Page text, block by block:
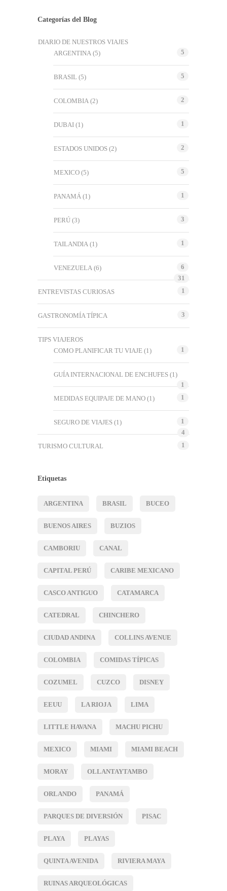
Categorías del Blog
DIARIO DE NUESTROS VIAJES
ARGENTINA (5) 5
BRASIL (5) 5
COLOMBIA (2) 2
DUBAI (1) 1
ESTADOS UNIDOS (2) 2
MEXICO (5) 5
PANAMÁ (1) 1
PERÚ (3) 3
TAILANDIA (1) 1
VENEZUELA (6)
6
31
ENTREVISTAS CURIOSAS
1
GASTRONOMÍA TÍPICA 3
TIPS VIAJEROS
COMO PLANIFICAR TU VIAJE (1) 1
GUÍA INTERNACIONAL DE ENCHUFES (1)
1
MEDIDAS EQUIPAJE DE MANO (1) 1
SEGURO DE VIAJES (1)
1
4
TURISMO CULTURAL
1
Etiquetas
ARGENTINA BRASIL BUCEO
BUENOS AIRES BUZIOS
CAMBORIU CANAL
CAPITAL PERÚ CARIBE MEXICANO
CASCO ANTIGUO CATAMARCA
CATEDRAL CHINCHERO
CIUDAD ANDINA COLLINS AVENUE
COLOMBIA COMIDAS TÍPICAS
COZUMEL CUZCO DISNEY
EEUU LA RIOJA LIMA
LITTLE HAVANA MACHU PICHU
MEXICO MIAMI MIAMI BEACH
MORAY OLLANTAYTAMBO
ORLANDO PANAMÁ
PARQUES DE DIVERSIÓN PISAC
PLAYA PLAYAS
QUINTA AVENIDA RIVIERA MAYA
RUINAS ARQUEOLÓGICAS